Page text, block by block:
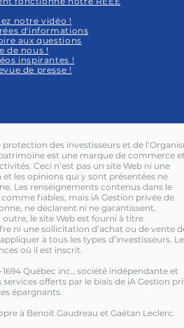
notre vidéo !
d'informations
aux questions
de nous !
inspirantes !
de presse !
des investisseurs et de
est une marque de commerce
Ceci n’est pas un site Web ni une
les opinions qui y sont présentées ne
Les renseignements contenus dans le
fiables, mais iA Gestion privée de
ne déclarent ni ne garantissent,
le site Web est fourni à titre
ni une sollicitation d’achat ou de vente
à tous les types d’investisseurs. Le
où il est inscrit.
Québec inc., société indépendante et
offerts par le biais de iA Gestion
épargnants.
à Benoit Gaudreau et Gaétan Leclerc.